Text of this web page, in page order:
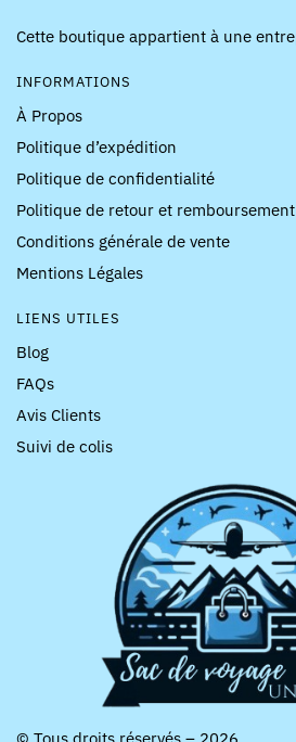
Cette boutique appartient à une
INFORMATIONS
À Propos
Politique d’expédition
Politique de confidentialité
Politique de retour et remboursement
Conditions générale de vente
Mentions Légales
LIENS UTILES
Blog
FAQs
Avis Clients
Suivi de colis